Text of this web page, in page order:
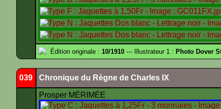
Édition originale : 10/1910 --- Illustrateur 1 : Photo Dover
039 Chronique du Règne de Charles IX
Prosper MÉRIMÉE